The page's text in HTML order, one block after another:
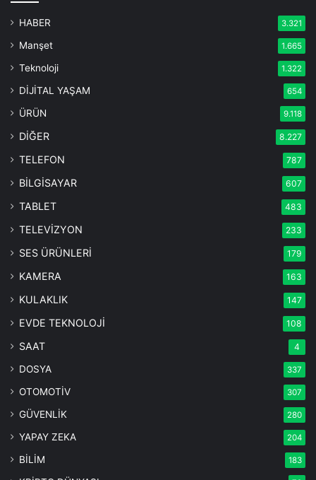
HABER 3.321
Manşet 1.665
Teknoloji 1.322
DİJİTAL YAŞAM 654
ÜRÜN 9.118
DİĞER 8.227
TELEFON 787
BİLGİSAYAR 607
TABLET 483
TELEVİZYON 233
SES ÜRÜNLERİ 179
KAMERA 163
KULAKLIK 147
EVDE TEKNOLOJİ 108
SAAT 4
DOSYA 337
OTOMOTİV 307
GÜVENLİK 280
YAPAY ZEKA 204
BİLİM 183